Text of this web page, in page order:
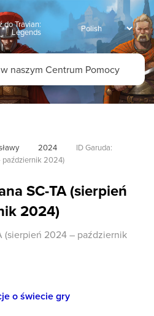
do Travian:
Legends
2024
ID Garuda:
październik 2024)
SC-TA (sierpień
2024)
(sierpień 2024 – październik
o świecie gry